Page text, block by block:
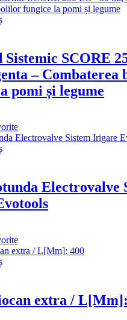
SCORE
– Combaterea
pomi și legume
Electrovalve
extra /